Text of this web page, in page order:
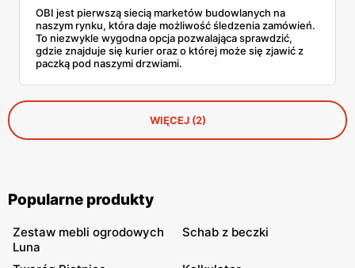
OBI jest pierwszą siecią marketów budowlanych na
naszym rynku, która daje możliwość śledzenia zamówień.
To niezwykle wygodna opcja pozwalająca sprawdzić,
gdzie znajduje się kurier oraz o której może się zjawić z
paczką pod naszymi drzwiami.
WIĘCEJ (2)
Popularne produkty
Zestaw mebli ogrodowych
Luna
Schab z beczki